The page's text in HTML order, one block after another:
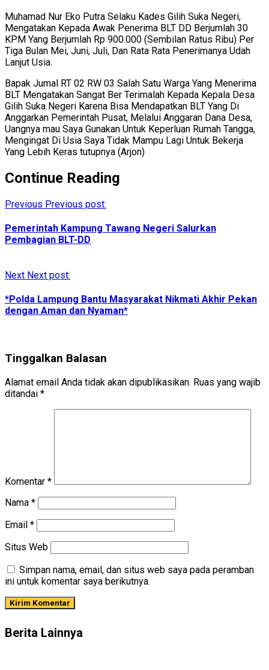
Muhamad Nur Eko Putra Selaku Kades Gilih Suka Negeri,
Mengatakan Kepada Awak Penerima BLT DD Berjumlah 30
KPM Yang Berjumlah Rp 900.000 (Sembilan Ratus Ribu) Per
Tiga Bulan Mei, Juni, Juli, Dan Rata Rata Penerimanya Udah
Lanjut Usia.
Bapak Jumal RT 02 RW 03 Salah Satu Warga Yang Menerima
BLT Mengatakan Sangat Ber Terimalah Kepada Kepala Desa
Gilih Suka Negeri Karena Bisa Mendapatkan BLT Yang Di
Anggarkan Pemerintah Pusat, Melalui Anggaran Dana Desa,
Uangnya mau Saya Gunakan Untuk Keperluan Rumah Tangga,
Mengingat Di Usia Saya Tidak Mampu Lagi Untuk Bekerja
Yang Lebih Keras tutupnya (Arjon)
Continue Reading
Previous Previous post:
Pemerintah Kampung Tawang Negeri Salurkan
Pembagian BLT-DD
Next Next post:
*Polda Lampung Bantu Masyarakat Nikmati Akhir Pekan
dengan Aman dan Nyaman*
Tinggalkan Balasan
Alamat email Anda tidak akan dipublikasikan. Ruas yang wajib
ditandai *
Komentar *
Nama *
Email *
Situs Web
Simpan nama, email, dan situs web saya pada peramban
ini untuk komentar saya berikutnya.
Berita Lainnya